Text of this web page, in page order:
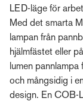
LED-läge för
Med det smarta
lampan från
hjälmfästet eller
lumen
och mångsidig i
design. En COB-